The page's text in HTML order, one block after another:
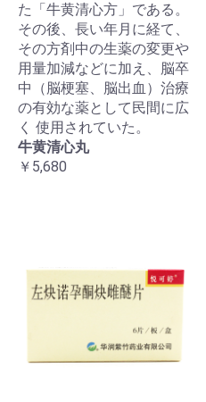
た「牛黄清心方」である。
その後、長い年月に経て、
その方剤中の生薬の変更や
用量加減などに加え、脳卒
中（脳梗塞、脳出血）治療
の有効な薬として民間に広
く 使用されていた。
牛黄清心丸
￥5,680